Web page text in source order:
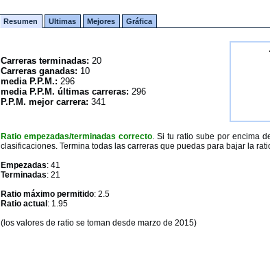
Resumen Ultimas Mejores Gráfica
Carreras terminadas: 20
Carreras ganadas: 10
media P.P.M.: 296
media P.P.M. últimas carreras: 296
P.P.M. mejor carrera: 341
Ratio empezadas/terminadas correcto. Si tu ratio sube por encima
clasificaciones. Termina todas las carreras que puedas para bajar la
Empezadas: 41
Terminadas: 21
Ratio máximo permitido: 2.5
Ratio actual : 1.95
(los valores de ratio se toman desde marzo de 2015)